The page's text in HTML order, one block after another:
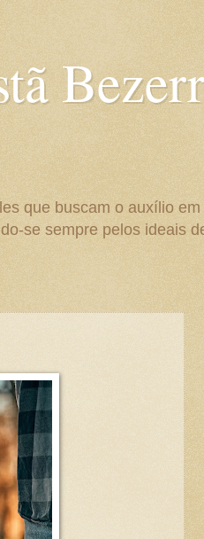
que buscam o auxílio
se sempre pelos ideais